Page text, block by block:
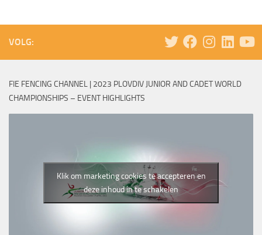
VOLG:
FIE FENCING CHANNEL | 2023 PLOVDIV JUNIOR AND CADET WORLD
CHAMPIONSHIPS – EVENT HIGHLIGHTS
Klik om marketing cookies te accepteren en
deze inhoud in te schakelen